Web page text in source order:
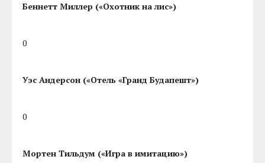
Беннетт Миллер («Охотник на лис»)
0
Уэс Андерсон («Отель «Гранд Будапешт»)
0
Мортен Тильдум («Игра в имитацию»)